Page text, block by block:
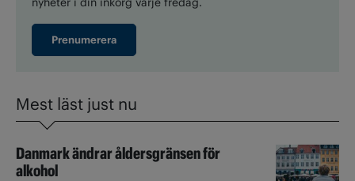
Prenumerera
Mest läst just nu
Danmark ändrar åldersgränsen för
alkohol